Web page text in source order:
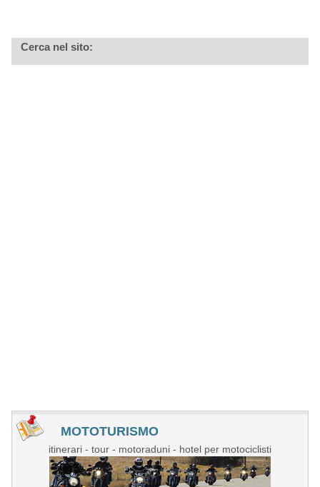
Cerca nel sito:
MOTOTURISMO
itinerari - tour - motoraduni - hotel per motociclisti